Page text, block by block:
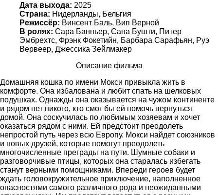
Дата выхода: 2025
Страна: Нидерланды, Бельгия
Режиссёр: Винсент Баль, Вип Верной
В ролях: Сара Банньер, Сана Бушти, Питер
Эмбрехтс, Фрэнк Фокетийн, Барбара Сарафьян, Руэ
Вервеер, Джессика Зейлмакер
Описание фильма
Домашняя кошка по имени Мокси привыкла жить в
комфорте. Она избалована и любит спать на шелковых
подушках. Однажды она оказывается на чужом континенте
и рядом нет никого, кто смог бы ей помочь вернуться
домой. Она соскучилась по любимым хозяевам и хочет
оказаться рядом с ними. Ей предстоит преодолеть
непростой путь через всю Европу. Мокси найдет союзников
и новых друзей, которые помогут преодолеть
многочисленные преграды на пути. Шумные собаки и
разговорчивые птицы, которых она старалась избегать
станут верными помощниками. Впереди героев будет
ждать головокружительное приключение, наполненное
опасностями самого различного рода и неожиданными